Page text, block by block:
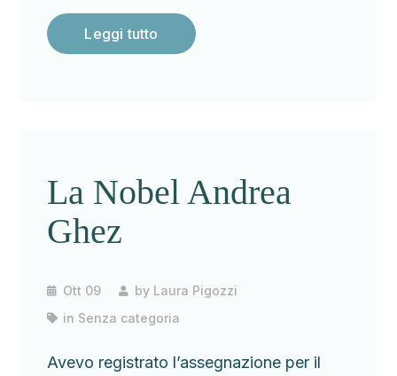
Leggi tutto
La Nobel Andrea
Ghez
Ott 09 by Laura Pigozzi
in Senza categoria
Avevo registrato l’assegnazione per il